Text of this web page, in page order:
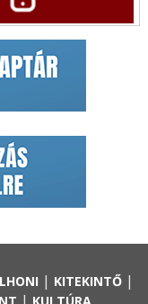
| KITEKINTŐ|